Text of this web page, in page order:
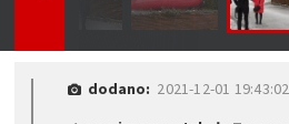
dodano: 2021-12-01 19:43:02